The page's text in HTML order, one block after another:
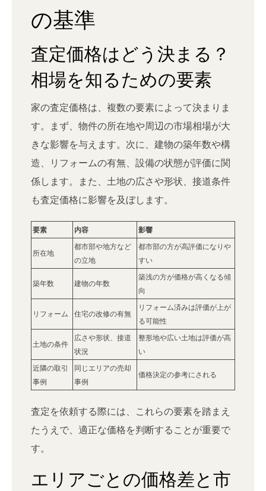
の基準
査定価格はどう決まる？
相場を知るための要素
家の査定価格は、複数の要素によって決まりま
す。まず、物件の所在地や周辺の市場相場が大
きな影響を与えます。次に、建物の築年数や構
造、リフォームの有無、設備の状態が評価に関
係します。また、土地の広さや形状、接道条件
も査定価格に影響を及ぼします。
要素 内容 影響
所在地
都市部や地方など
の立地
都市部の方が高評価になりや
すい
築年数 建物の年数
築浅の方が価格が高くなる傾
向
リフォーム 住宅の改修の有無
リフォーム済みは評価が上が
る可能性
土地の条件
広さや形状、接道
状況
整形地や広い土地は評価が高
い
近隣の取引
事例
同じエリアの売却
事例
価格決定の参考にされる
査定を依頼する際には、これらの要素を踏まえ
たうえで、適正な価格を判断することが重要で
す。
エリアごとの価格差と市